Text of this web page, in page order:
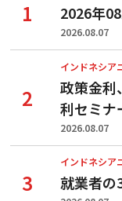
2026年
2026.08.07
インドネシア
政策金利
利セミナ
2026.08.07
インドネシア
就業者の